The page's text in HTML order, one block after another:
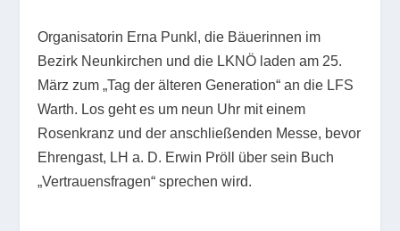
Organisatorin Erna Punkl, die Bäuerinnen im
Bezirk Neunkirchen und die LKNÖ laden am 25.
März zum „Tag der älteren Generation“ an die LFS
Warth. Los geht es um neun Uhr mit einem
Rosenkranz und der anschließenden Messe, bevor
Ehrengast, LH a. D. Erwin Pröll über sein Buch
„Vertrauensfragen“ sprechen wird.